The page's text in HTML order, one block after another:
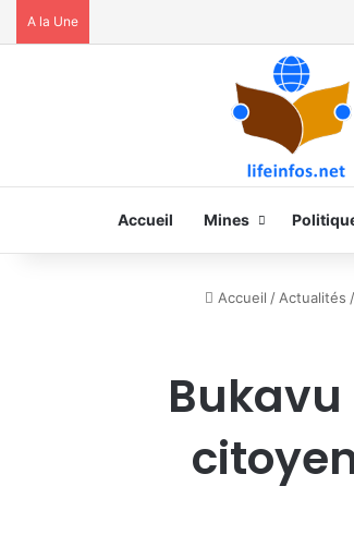
A la Une
Accueil Mines
Accueil / Actualités /